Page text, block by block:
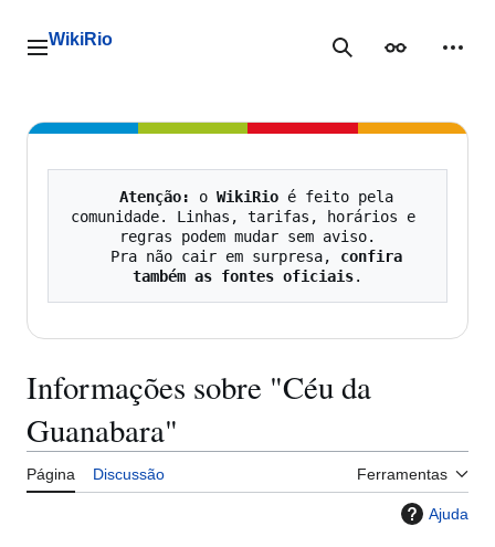
Menu principal
WikiRio
PesquisaAparência
Atenção: o WikiRio é feito pela
comunidade. Linhas, tarifas, horários e
regras podem mudar sem aviso.
   Pra não cair em surpresa,
confira
também as fontes oficiais
Informações sobre "Céu da
Guanabara"
Página Discussão Ferramentas
Ajuda